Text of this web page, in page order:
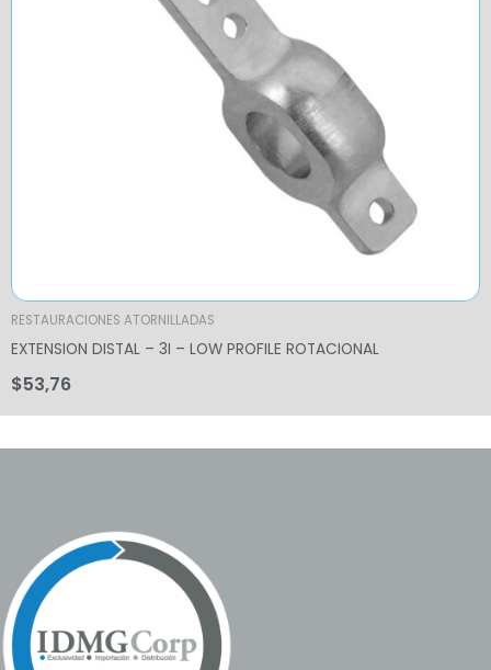
RESTAURACIONES ATORNILLADAS
EXTENSION DISTAL – 3I – LOW PROFILE ROTACIONAL
$53,76